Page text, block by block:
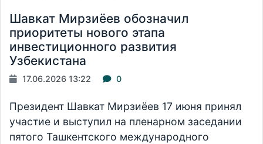
Шавкат Мирзиёев обозначил
приоритеты нового этапа
инвестиционного развития
Узбекистана
17.06.2026 13:22 0
Президент Шавкат Мирзиёев 17 июня принял
участие и выступил на пленарном заседании
пятого Ташкентского международного